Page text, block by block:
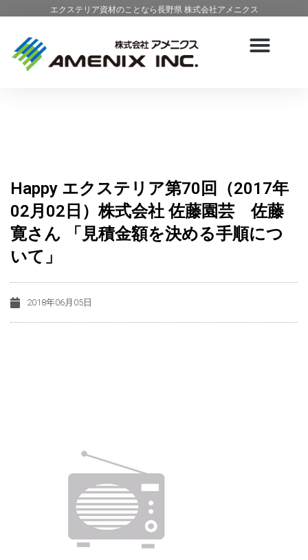
エクステリア資材のことなら長野県 株式会社アメニクス
Happy エクステリア第70回（2017年
02月02日）株式会社 佐藤園芸 佐藤
寛さん 「見積金額を決める手順につ
いて」
2018年06月05日